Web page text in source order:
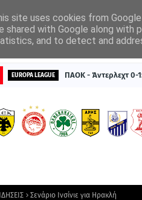
EUROPA LEAGUE ΠΑΟΚ - Άντερλεχτ 0-
Σενάριο Ινσίνιε για Ηρακλή
site uses cookies from
shared with Google along with
and to detect and